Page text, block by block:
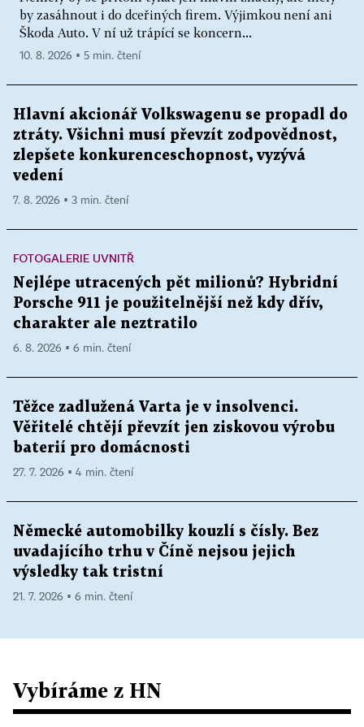
by zasáhnout i do dceřiných firem. Výjimkou není ani
Škoda Auto. V ní už trápící se koncern...
10. 8. 2026 ▪ 5 min. čtení
Hlavní akcionář Volkswagenu se propadl do
ztráty. Všichni musí převzít zodpovědnost,
zlepšete konkurenceschopnost, vyzývá
vedení
7. 8. 2026 ▪ 3 min. čtení
FOTOGALERIE UVNITŘ
Nejlépe utracených pět milionů? Hybridní
Porsche 911 je použitelnější než kdy dřív,
charakter ale neztratilo
6. 8. 2026 ▪ 6 min. čtení
Těžce zadlužená Varta je v insolvenci.
Věřitelé chtějí převzít jen ziskovou výrobu
baterií pro domácnosti
27. 7. 2026 ▪ 4 min. čtení
Německé automobilky kouzlí s čísly. Bez
uvadajícího trhu v Číně nejsou jejich
výsledky tak tristní
21. 7. 2026 ▪ 6 min. čtení
Vybíráme z HN